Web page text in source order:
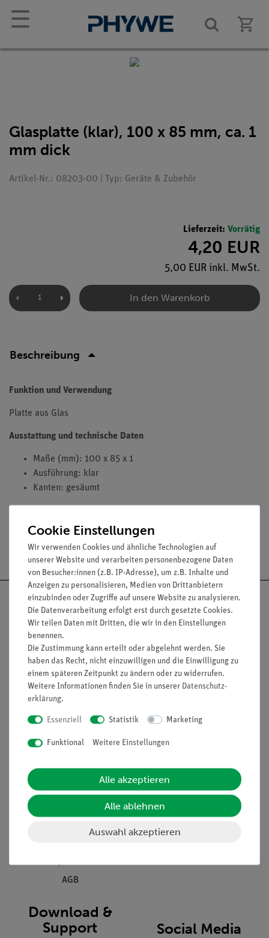
☰
Glasplatte (klar), 100 x 85 mm, ca. 1
mm dick
Artikel-Nr.: 08203-00 | Typ: Geräte & Zubehör
Lieferzeit: Vorrätig
4,20 EUR
5,00 EUR inkl. MwSt.
In den Warenkorb
Beschreibung
Funktion und Verwendung
Platte aus Glas
Ausstattung und technische Daten
Maße (mm): 100 x 85 x 1
Ausführung: klar
Kanten: gesäumt
Versandkostenfrei ab 300,- €
Informationen
Projekte und Lösungen
Presse
AGB
Service
Beratung & Showroom
Inventarisierungs- &
Einräumservice
Inbetriebnahme & Schulungen
Kundendienst
Download &
Support
Social Media
Cookie Einstellungen
Wir verwenden Cookies und ähnliche Technologien auf
unserer Website und verarbeiten personenbezogene Daten
von Besucher:innen (z.B. IP-Adresse), um z.B. Inhalte und
Anzeigen zu personalisieren, Medien von Drittanbietern
einzubinden oder Zugriffe auf unsere Website zu analysieren.
Die Datenverarbeitung erfolgt erst durch gesetzte Cookies.
Wir teilen Daten mit Dritten, die wir in den Einstellungen
benennen.
Die Zustimmung kann erteilt oder abgelehnt werden. Sie
haben das Recht, nicht einzuwilligen und die Einwilligung zu
einem späteren Zeitpunkt zu ändern oder zu widerrufen.
Weitere Informationen finden Sie in unserer Daten­schutz­
erklärung.
Essenziell Statistik Marketing
Funktional Weitere Einstellungen
Alle akzeptieren
Alle ablehnen
Auswahl akzeptieren